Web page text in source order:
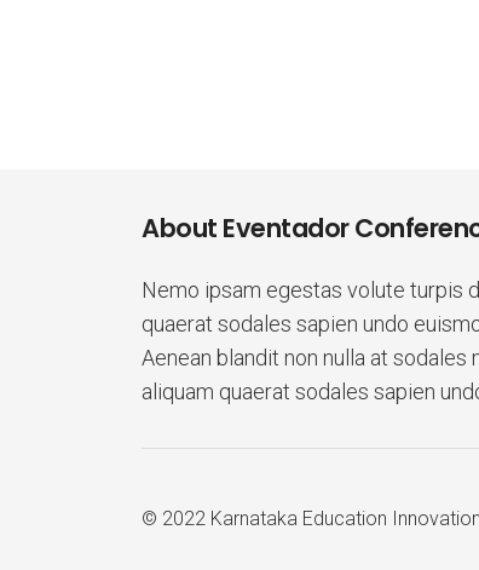
About Eventador
Nemo ipsam egestas volute turpis
quaerat sodales sapien undo
Aenean blandit non nulla at sodales
aliquam quaerat sodales sapien
© 2022 Karnataka Education